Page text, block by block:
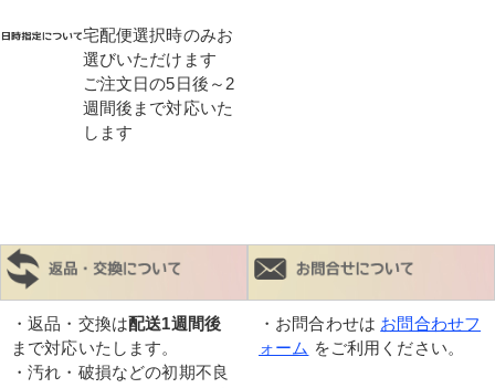
宅配便選択時のみお
選びいただけます
ご注文日の5日後～2
週間後まで対応いた
します
・返品・交換は配送1週間後
まで対応いたします。
・汚れ・破損などの初期不良
・お問合わせは お問合わせフ
ォーム をご利用ください。